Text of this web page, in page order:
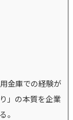
金庫での経験が
」の本質を企業
。